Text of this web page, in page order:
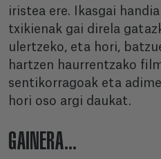
iristea ere. Ikasgai
txikienak gai direla
ulertzeko, eta hori,
hartzen haurrentzako
sentikorragoak eta
hori oso argi daukat.
GAINERA...